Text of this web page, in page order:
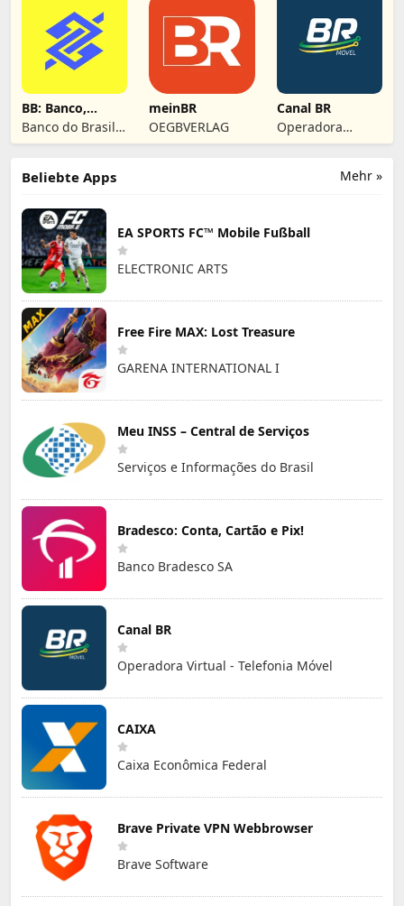
BB: Banco,
Conta, Pix,
Cartão
Banco do Brasil
SA
meinBR
OEGBVERLAG
Canal BR
Operadora
Virtual -
Mehr »
Beliebte Apps
EA SPORTS FC™ Mobile Fußball
ELECTRONIC ARTS
Free Fire MAX: Lost Treasure
GARENA INTERNATIONAL I
Meu INSS – Central de Serviços
Serviços e Informações do Brasil
Bradesco: Conta, Cartão e Pix!
Banco Bradesco SA
Canal BR
Operadora Virtual - Telefonia Móvel
CAIXA
Caixa Econômica Federal
Brave Private VPN Webbrowser
Brave Software